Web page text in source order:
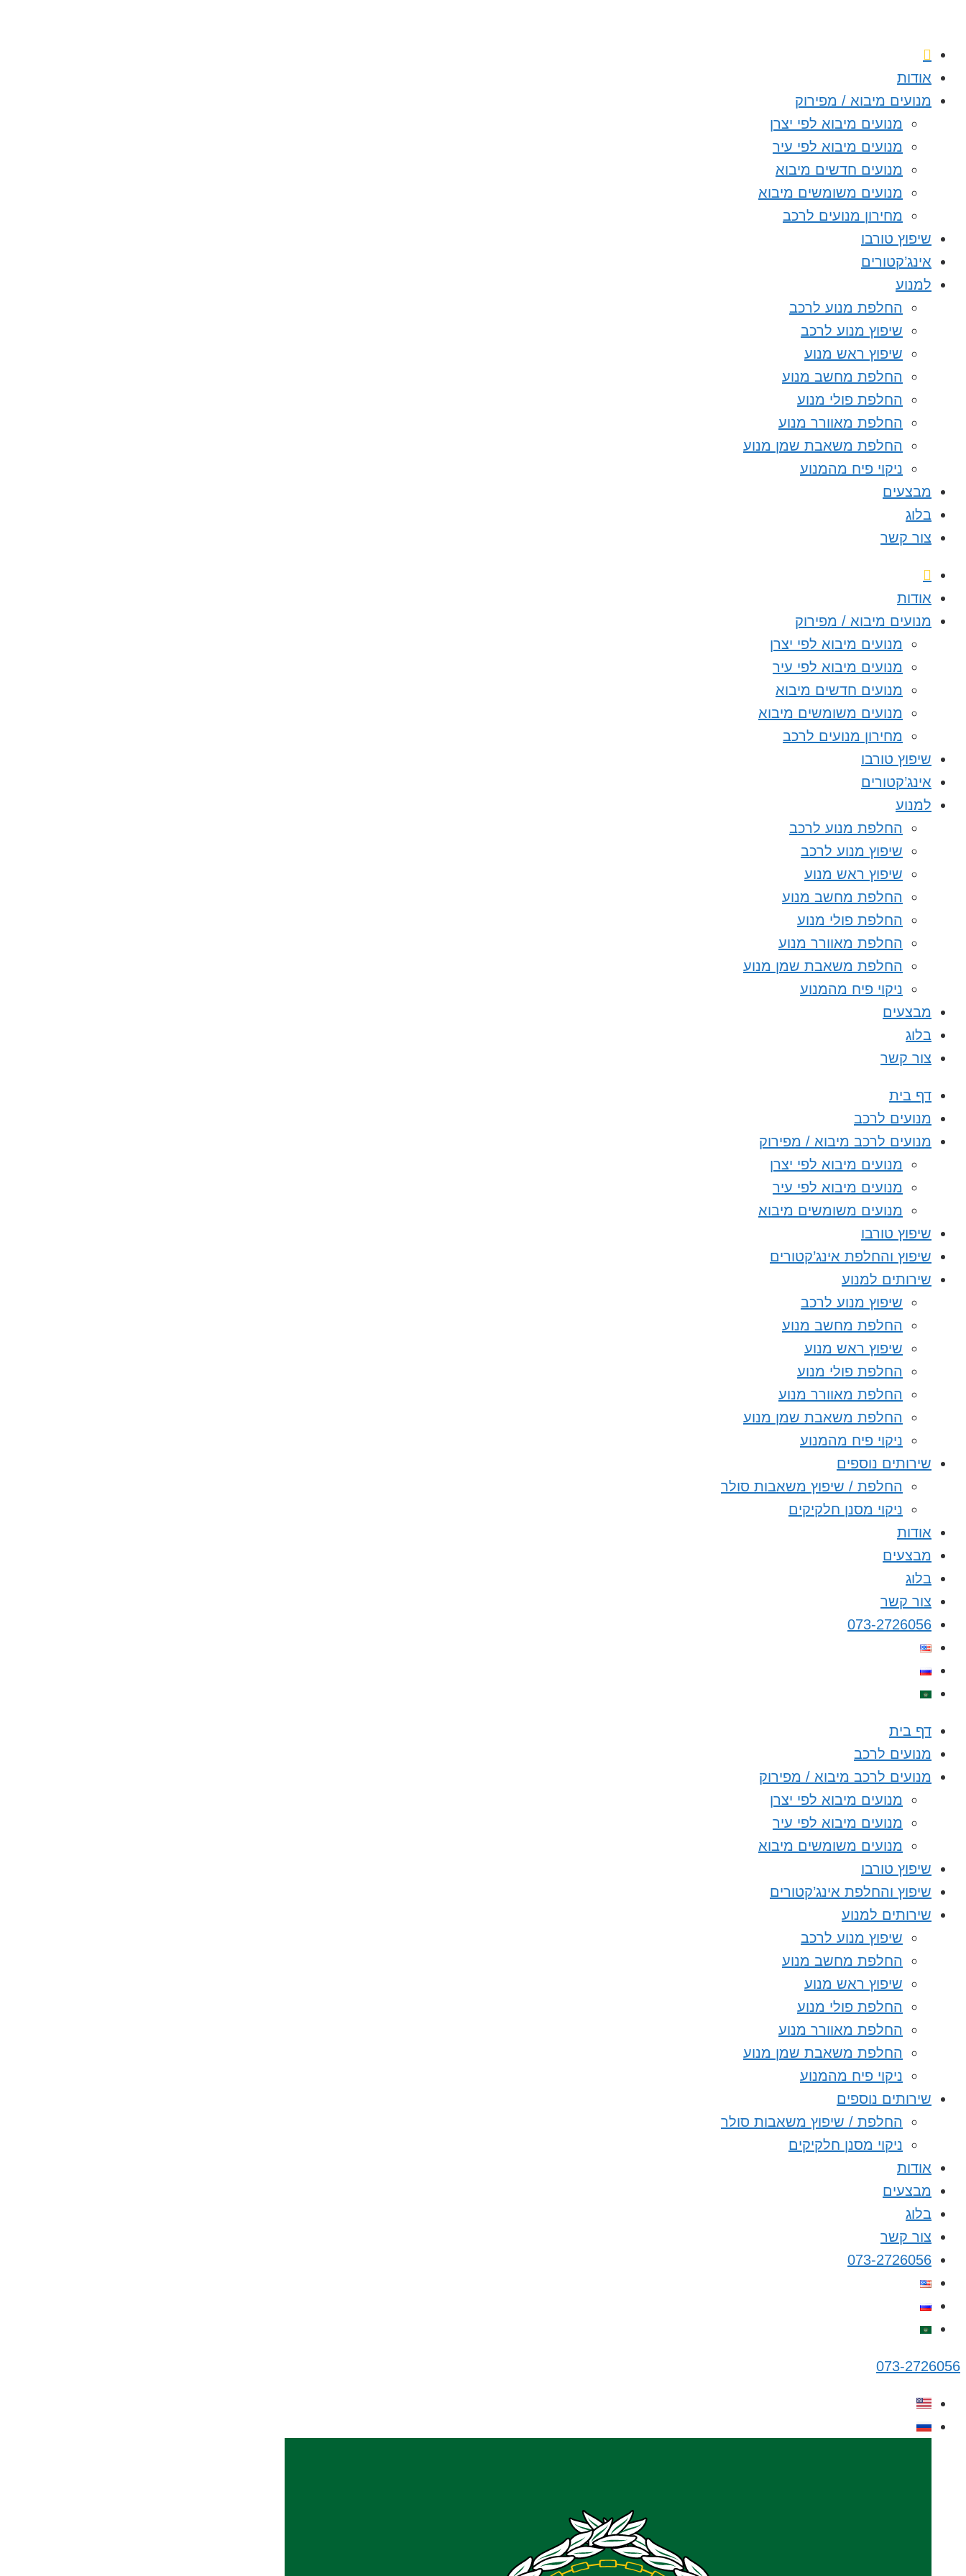
אודות
מנועים מיבוא / מפירוק
מנועים מיבוא לפי יצרן
מנועים מיבוא לפי עיר
מנועים חדשים מיבוא
מנועים משומשים מיבוא
מחירון מנועים לרכב
שיפוץ טורבו
אינג’קטורים
למנוע
החלפת מנוע לרכב
שיפוץ מנוע לרכב
שיפוץ ראש מנוע
החלפת מחשב מנוע
החלפת פולי מנוע
החלפת מאוורר מנוע
החלפת משאבת שמן מנוע
ניקוי פיח מהמנוע
מבצעים
בלוג
צור קשר
אודות
מנועים מיבוא / מפירוק
מנועים מיבוא לפי יצרן
מנועים מיבוא לפי עיר
מנועים חדשים מיבוא
מנועים משומשים מיבוא
מחירון מנועים לרכב
שיפוץ טורבו
אינג’קטורים
למנוע
החלפת מנוע לרכב
שיפוץ מנוע לרכב
שיפוץ ראש מנוע
החלפת מחשב מנוע
החלפת פולי מנוע
החלפת מאוורר מנוע
החלפת משאבת שמן מנוע
ניקוי פיח מהמנוע
מבצעים
בלוג
צור קשר
דף בית
מנועים לרכב
מנועים לרכב מיבוא / מפירוק
מנועים מיבוא לפי יצרן
מנועים מיבוא לפי עיר
מנועים משומשים מיבוא
שיפוץ טורבו
שיפוץ והחלפת אינג’קטורים
שירותים למנוע
שיפוץ מנוע לרכב
החלפת מחשב מנוע
שיפוץ ראש מנוע
החלפת פולי מנוע
החלפת מאוורר מנוע
החלפת משאבת שמן מנוע
ניקוי פיח מהמנוע
שירותים נוספים
החלפת / שיפוץ משאבות סולר
ניקוי מסנן חלקיקים
אודות
מבצעים
בלוג
צור קשר
073-2726056
דף בית
מנועים לרכב
מנועים לרכב מיבוא / מפירוק
מנועים מיבוא לפי יצרן
מנועים מיבוא לפי עיר
מנועים משומשים מיבוא
שיפוץ טורבו
שיפוץ והחלפת אינג’קטורים
שירותים למנוע
שיפוץ מנוע לרכב
החלפת מחשב מנוע
שיפוץ ראש מנוע
החלפת פולי מנוע
החלפת מאוורר מנוע
החלפת משאבת שמן מנוע
ניקוי פיח מהמנוע
שירותים נוספים
החלפת / שיפוץ משאבות סולר
ניקוי מסנן חלקיקים
אודות
מבצעים
בלוג
צור קשר
073-2726056
073-2726056